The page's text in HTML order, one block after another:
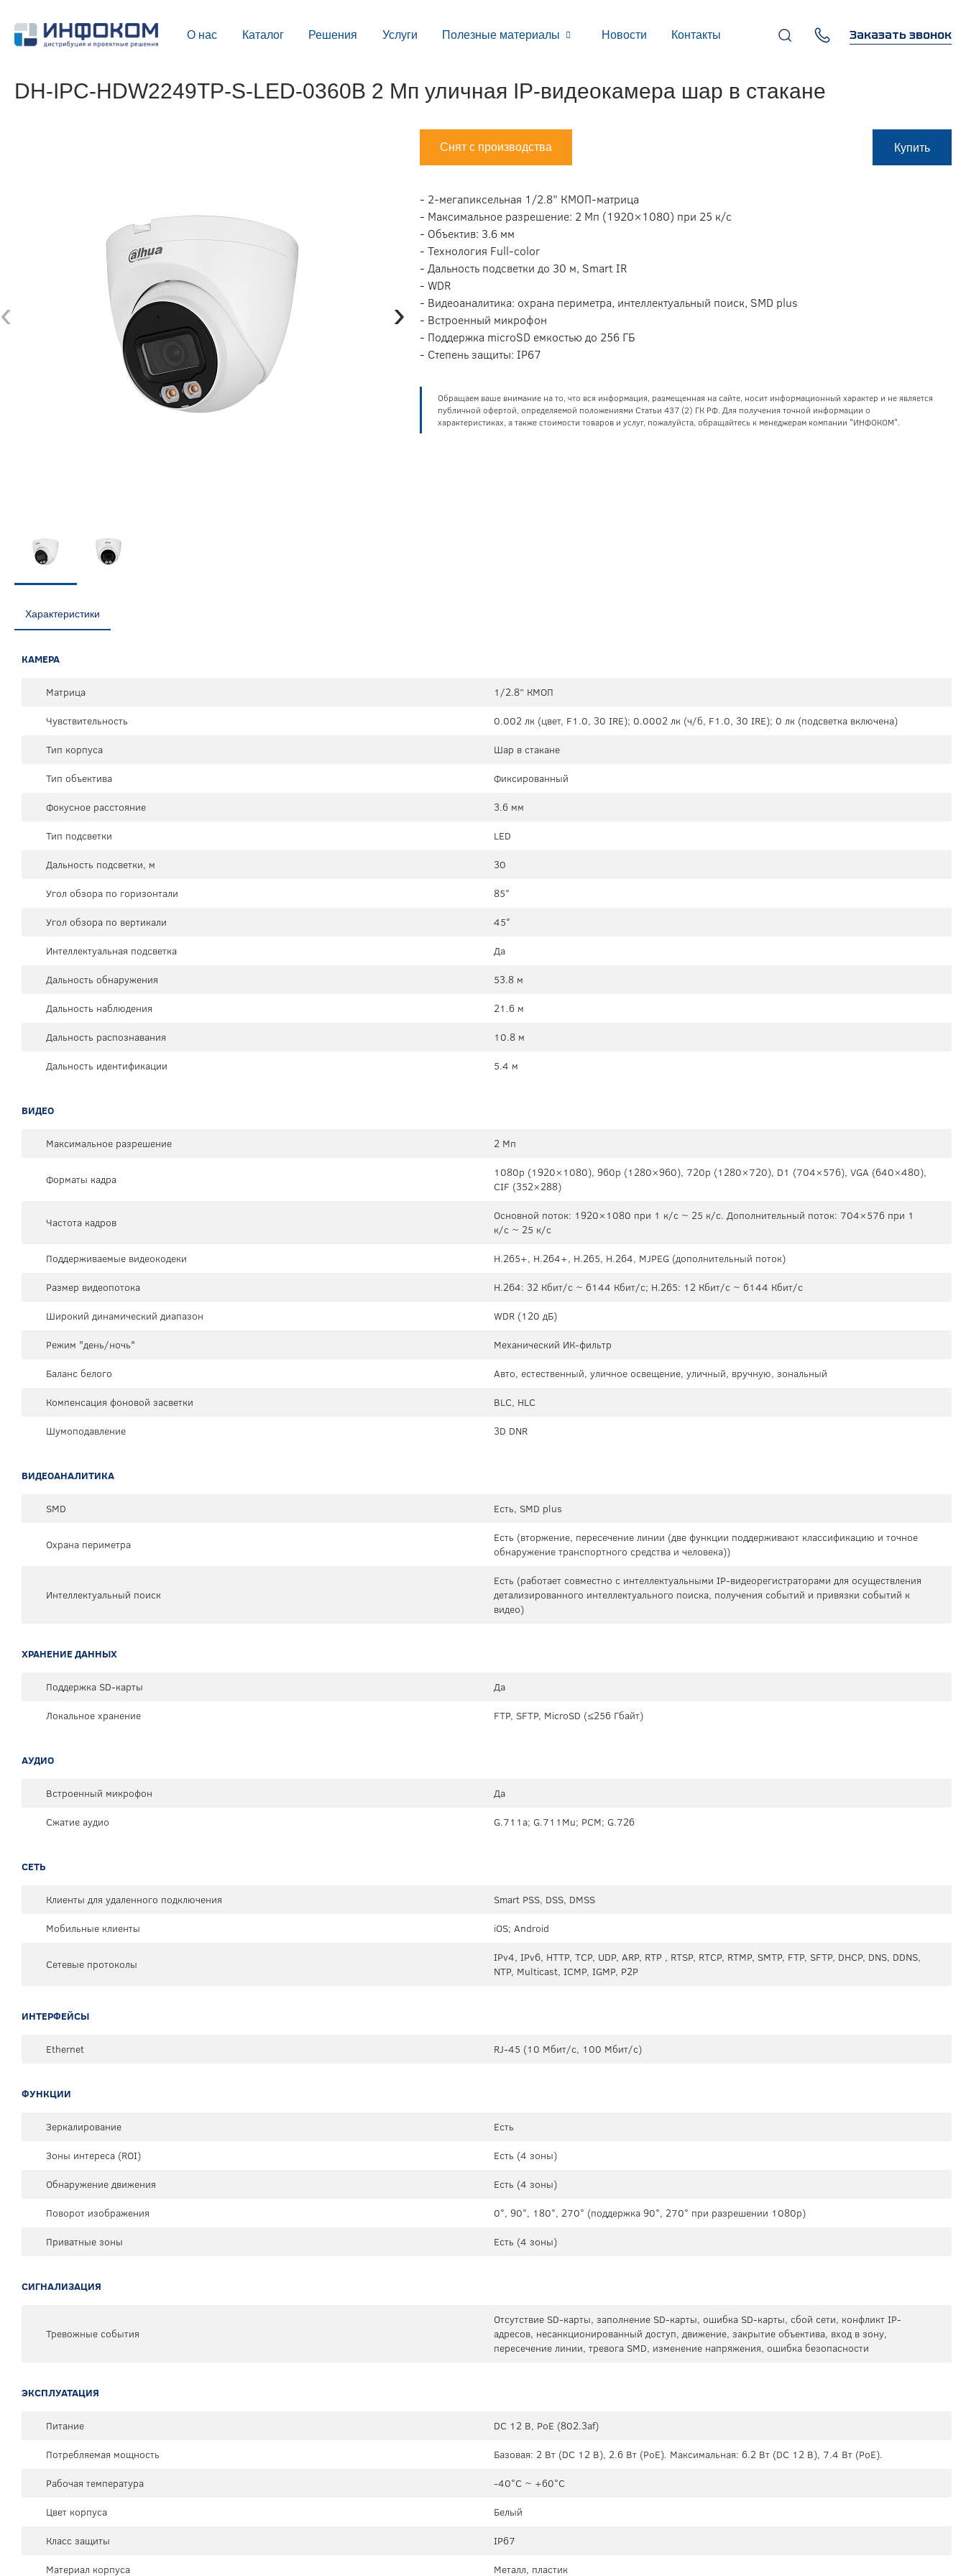
О нас Каталог Решения Услуги Полезные материалы Новости Контакты
г. Москва, 119270,
Лужнецкая наб., д. 6, стр. 1,
Заказать звонок
DH-IPC-HDW2249TP-S-LED-0360B 2 Мп уличная IP-видеокамера шар в стакане
‹ ›
Снят с производства Купить
- 2-мегапиксельная 1/2.8” КМОП-матрица
- Максимальное разрешение: 2 Мп (1920×1080) при 25 к/с
- Объектив: 3.6 мм
- Технология Full-color
- Дальность подсветки до 30 м, Smart IR
- WDR
- Видеоаналитика: охрана периметра, интеллектуальный поиск, SMD plus
- Встроенный микрофон
- Поддержка microSD емкостью до 256 ГБ
- Степень защиты: IP67
Обращаем ваше внимание на то, что вся информация, размещенная на сайте, носит информационный характер и не является
публичной офертой, определяемой положениями Статьи 437 (2) ГК РФ. Для получения точной информации о
характеристиках, а также стоимости товаров и услуг, пожалуйста, обращайтесь к менеджерам компании "ИНФОКОМ".
Характеристики
КАМЕРА
Матрица
1/2.8” КМОП
Чувствительность
0.002 лк (цвет, F1.0, 30 IRE); 0.0002 лк (ч/б, F1.0, 30 IRE); 0 лк (подсветка включена)
Тип корпуса
Шар в стакане
Тип объектива
Фиксированный
Фокусное расстояние
3.6 мм
Тип подсветки
LED
Дальность подсветки, м
30
Угол обзора по горизонтали
85°
Угол обзора по вертикали
45°
Интеллектуальная подсветка
Да
Дальность обнаружения
53.8 м
Дальность наблюдения
21.6 м
Дальность распознавания
10.8 м
Дальность идентификации
5.4 м
ВИДЕО
Максимальное разрешение 2 Мп
Форматы кадра
1080p (1920×1080), 960p (1280×960), 720p (1280×720), D1 (704×576), VGA (640×480),
CIF (352×288)
Частота кадров
Основной поток: 1920×1080 при 1 к/c ~ 25 к/c. Дополнительный поток: 704×576 при 1
к/c ~ 25 к/c
Поддерживаемые видеокодеки
H.265+, H.264+, H.265, H.264, MJPEG (дополнительный поток)
Размер видеопотока
H.264: 32 Кбит/с ~ 6144 Кбит/с; H.265: 12 Кбит/с ~ 6144 Кбит/с
Широкий динамический диапазон
WDR (120 дБ)
Режим "день/ночь"
Механический ИК-фильтр
Баланс белого
Авто, естественный, уличное освещение, уличный, вручную, зональный
Компенсация фоновой засветки
BLC, HLC
Шумоподавление
3D DNR
ВИДЕОАНАЛИТИКА
SMD Есть, SMD plus
Охрана периметра
Есть (вторжение, пересечение линии (две функции поддерживают классификацию и точное
обнаружение транспортного средства и человека))
Интеллектуальный поиск
Есть (работает совместно с интеллектуальными IP-видеорегистраторами для осуществления
детализированного интеллектуального поиска, получения событий и привязки событий к
видео)
ХРАНЕНИЕ ДАННЫХ
Поддержка SD-карты
Да
Локальное хранение
FTP, SFTP, MicroSD (≤256 Гбайт)
АУДИО
Встроенный микрофон
Да
Сжатие аудио
G.711a; G.711Mu; PCM; G.726
СЕТЬ
Клиенты для удаленного подключения
Smart PSS, DSS, DMSS
Мобильные клиенты
iOS; Android
Сетевые протоколы
IPv4, IPv6, HTTP, TCP, UDP, ARP, RTP , RTSP, RTCP, RTMP, SMTP, FTP, SFTP, DHCP, DNS, DDNS,
NTP, Multicast, ICMP, IGMP, P2P
ИНТЕРФЕЙСЫ
Ethernet RJ-45 (10 Мбит/с, 100 Мбит/с)
ФУНКЦИИ
Зеркалирование
Есть
Зоны интереса (ROI)
Есть (4 зоны)
Обнаружение движения
Есть (4 зоны)
Поворот изображения
0°, 90°, 180°, 270° (поддержка 90°, 270° при разрешении 1080p)
Приватные зоны
Есть (4 зоны)
СИГНАЛИЗАЦИЯ
Тревожные события
Отсутствие SD-карты, заполнение SD-карты, ошибка SD-карты, сбой сети, конфликт IP-
адресов, несанкционированный доступ, движение, закрытие объектива, вход в зону,
пересечение линии, тревога SMD, изменение напряжения, ошибка безопасности
ЭКСПЛУАТАЦИЯ
Питание
DC 12 В, PoE (802.3af)
Потребляемая мощность
Базовая: 2 Вт (DC 12 В), 2.6 Вт (PoE). Максимальная: 6.2 Вт (DC 12 В), 7.4 Вт (PoE).
Рабочая температура
-40°C ~ +60°C
Цвет корпуса
Белый
Класс защиты
IP67
Материал корпуса
Металл, пластик